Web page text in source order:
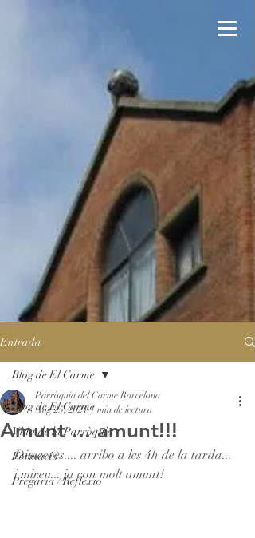
Entrada
Blog de El Carme
Vida de la Parròquia
Formació
Pregària / Reflexió
Blog de El Carme
Amunt ... amunt!!!
Parròquia del Carme Barcelona
Aug 25, 2021 1 min de lectura
Dimecres.... arribo a les 4h de la tarda...
i mireu... ja con molt amunt!